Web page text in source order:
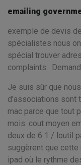
emailing
exemple de devis
spécialistes nous
spécial trouver
complaints .
Je suis sûr que
d'associations sont
mac parce que tout
mois. cout moyen
deux de 6 1 / loutil
suggèrent que
ipad où le rythme